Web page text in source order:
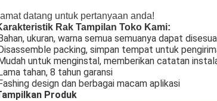
datang untuk pertanyaan anda!
Rak Tampilan Toko Kami:
ukuran, warna semua semuanya dapat
packing, simpan tempat untuk
untuk menginstal, memberikan catatan
tahan, 8 tahun garansi
design dan berbagai macam aplikasi
Produk